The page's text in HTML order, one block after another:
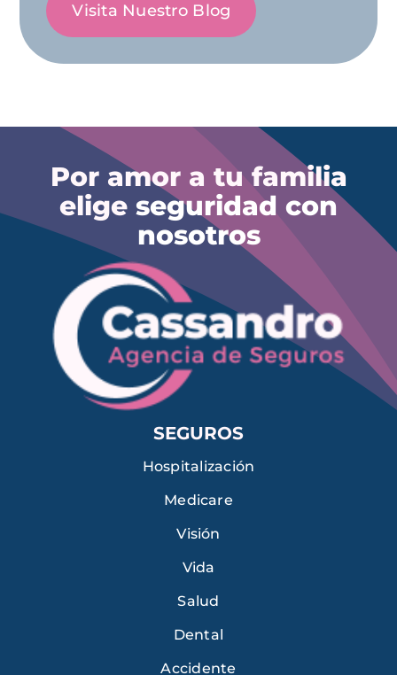
Visita Nuestro Blog
Por amor a tu familia
elige seguridad con
nosotros
SEGUROS
Hospitalización
Medicare
Visión
Vida
Salud
Dental
Accidente